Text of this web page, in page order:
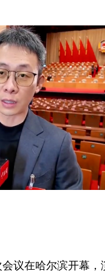
议在哈尔滨开幕